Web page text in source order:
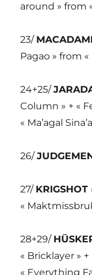
around » from
23/
Pagao » from «
24+25/
Column » + «
« Ma’agal
26/
27/ KRIGSHOT
«
28+29/
« Bricklayer »
« Everything